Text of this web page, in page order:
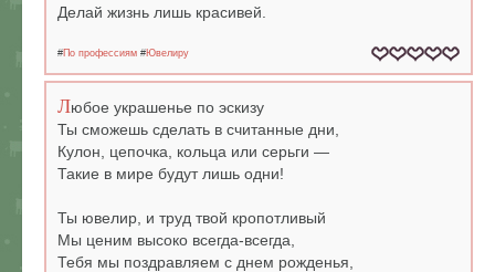
Делай жизнь лишь красивей.
#По профессиям #Ювелиру
Любое украшенье по эскизу
Ты сможешь сделать в считанные дни,
Кулон, цепочка, кольца или серьги —
Такие в мире будут лишь одни!
Ты ювелир, и труд твой кропотливый
Мы ценим высоко всегда-всегда,
Тебя мы поздравляем с днем рожденья,